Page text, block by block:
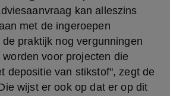
kan alleszins
met de ingeroepen
praktijk nog vergunningen
voor projecten die
depositie van stikstof", zegt de
wijst er ook op dat er op dit